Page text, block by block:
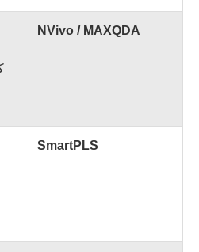
NVivo / MAXQDA
SmartPLS